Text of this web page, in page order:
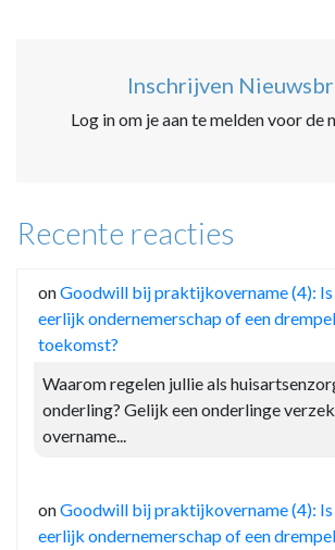
Inschrijven
Log in om je aan te melden voor de
Recente reacties
onGoodwill bij praktijkovername (4):
eerlijk ondernemerschap of een
toekomst?
Waarom regelen jullie als
onderling? Gelijk een onderlinge
overname...
onGoodwill bij praktijkovername (4):
eerlijk ondernemerschap of een